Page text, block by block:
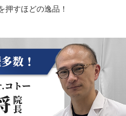
押すほどの逸品！